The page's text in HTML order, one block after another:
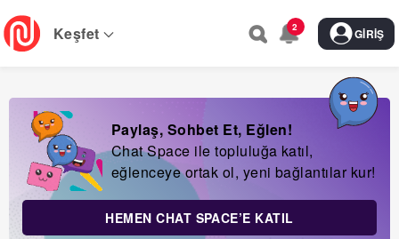
Skip
to
main
Keşfet 2 GIRIŞ
Paylaş, Sohbet Et, Eğlen!
Chat Space ile topluluğa katıl,
eğlenceye ortak ol, yeni bağlantılar kur!
HEMEN CHAT SPACE’E KATIL